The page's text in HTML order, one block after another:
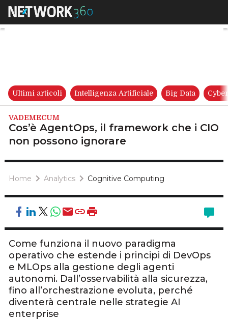
Cos’è AgentOps, il
Ultimi articoli Intelligenza Artificiale Big Data
VADEMECUM
Cos’è AgentOps, il framework che i CIO
non possono ignorare
Home Analytics Cognitive Computing
Come funziona il nuovo paradigma
operativo che estende i principi di DevOps
e MLOps alla gestione degli agenti
autonomi. Dall’osservabilità alla sicurezza,
fino all’orchestrazione evoluta, perché
diventerà centrale nelle strategie AI
enterprise